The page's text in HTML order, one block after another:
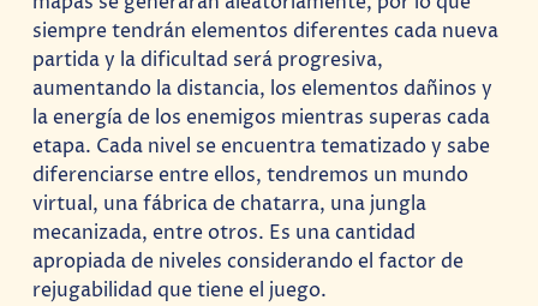
siempre tendrán elementos diferentes cada nueva
partida y la dificultad será progresiva,
aumentando la distancia, los elementos dañinos y
la energía de los enemigos mientras superas cada
etapa. Cada nivel se encuentra tematizado y sabe
diferenciarse entre ellos, tendremos un mundo
virtual, una fábrica de chatarra, una jungla
mecanizada, entre otros. Es una cantidad
apropiada de niveles considerando el factor de
rejugabilidad que tiene el juego.